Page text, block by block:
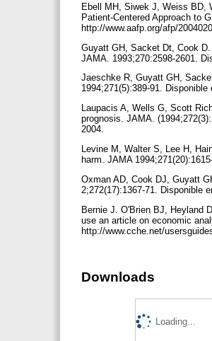
Ebell MH, Siwek J, Weiss BD,
Patient-Centered Approach to
http://www.aafp.org/afp/
Guyatt GH, Sacket Dt, Cook
JAMA. 1993;270:2598-2601.
Jaeschke R, Guyatt GH,
1994;271(5):389-91.
Laupacis A, Wells G, Scott
prognosis. JAMA.
2004.
Levine M, Walter S, Lee H,
harm. JAMA
Oxman AD, Cook DJ, Guyatt
2;272(17):1367-71. Disponible
Bernie J. O'Brien BJ, Heyland
use an article on economic
http://www.cche.net/
Downloads
Loading...